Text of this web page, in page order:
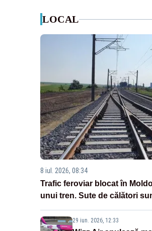
LOCAL
8 iul. 2026, 08:34
Trafic feroviar blocat în
unui tren. Sute de călători
29 iun. 2026, 12:33